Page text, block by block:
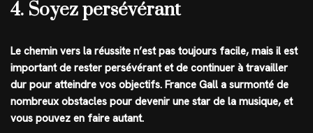
4. Soyez persévérant
Le chemin vers la réussite n’est pas toujours facile, mais il est
important de rester persévérant et de continuer à travailler
dur pour atteindre vos objectifs. France Gall a surmonté de
nombreux obstacles pour devenir une star de la musique, et
vous pouvez en faire autant.